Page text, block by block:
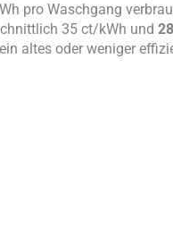
pro Waschgang
35 ct/kWh und
altes oder weniger